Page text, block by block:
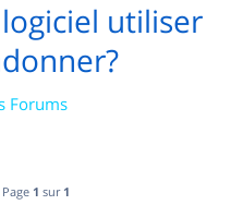
utiliser
Forums
1 sur 1